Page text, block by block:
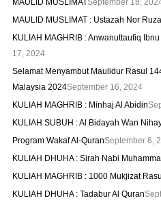
MAULID MUSLIMATSeptember 18,
MAULID MUSLIMAT : Ustazah Nor
KULIAH MAGHRIB : Anwanuttaufiq
17, 2024
Selamat Menyambut Maulidur Rasul
Malaysia 2024September 16, 2024
KULIAH MAGHRIB : Minhaj Al Abidin
KULIAH SUBUH : Al Bidayah Wan
Program Wakaf Al-QuranSeptember 6,
KULIAH DHUHA : Sirah Nabi
KULIAH MAGHRIB : 1000 Mukjizat
KULIAH DHUHA : Tadabur Al Quran